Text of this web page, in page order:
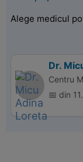
Alege medicul
Dr.
Centru
📅 din